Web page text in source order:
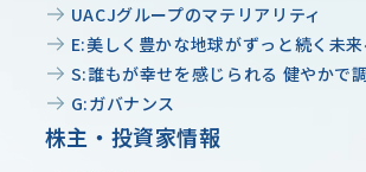
UACJグループのマテリアリティ
E:美しく豊かな地球がずっと続く未
S:誰もが幸せを感じられる 健やかで
G:ガバナンス
株主・投資家情報